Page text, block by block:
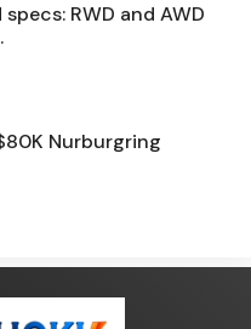
RWD and AWD
Nurburgring